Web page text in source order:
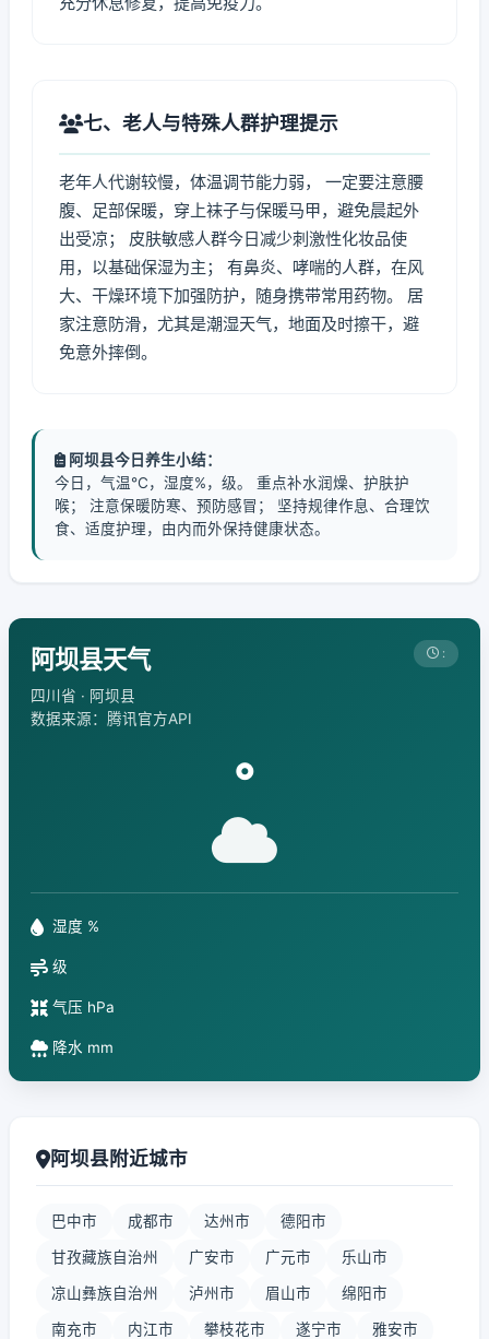
七、老人与特殊人群护理提示
老年人代谢较慢，体温调节能力弱， 一定要注意腰
腹、足部保暖，穿上袜子与保暖马甲，避免晨起外
出受凉； 皮肤敏感人群今日减少刺激性化妆品使
用，以基础保湿为主； 有鼻炎、哮喘的人群，在风
大、干燥环境下加强防护，随身携带常用药物。 居
家注意防滑，尤其是潮湿天气，地面及时擦干，避
免意外摔倒。
阿坝县今日养生小结：
今日，气温℃，湿度%，级。 重点补水润燥、护肤护
喉； 注意保暖防寒、预防感冒； 坚持规律作息、合理饮
食、适度护理，由内而外保持健康状态。
阿坝县天气
四川省 · 阿坝县
数据来源：腾讯官方API
:
°
湿度 %
级
气压 hPa
降水 mm
阿坝县附近城市
巴中市 成都市 达州市 德阳市
甘孜藏族自治州 广安市 广元市 乐山市
凉山彝族自治州 泸州市 眉山市 绵阳市
南充市 内江市 攀枝花市 遂宁市 雅安市